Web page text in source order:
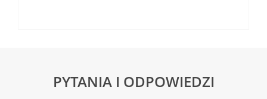
PYTANIA I ODPOWIEDZI